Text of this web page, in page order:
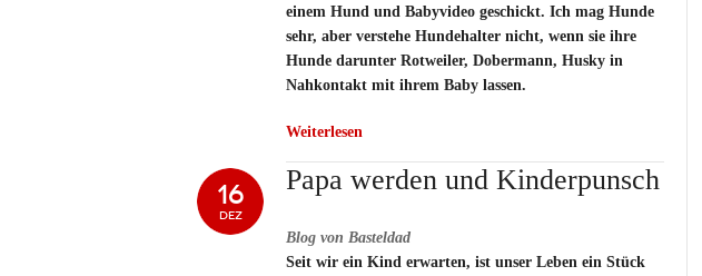
einem Hund und Babyvideo geschickt. Ich mag Hunde
sehr, aber verstehe Hundehalter nicht, wenn sie ihre
Hunde darunter Rotweiler, Dobermann, Husky in
Nahkontakt mit ihrem Baby lassen.
Weiterlesen
Papa werden und Kinderpunsch
Blog von Basteldad
Seit wir ein Kind erwarten, ist unser Leben ein Stück
16
DEZ